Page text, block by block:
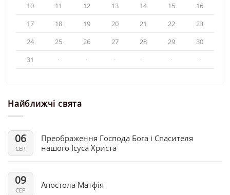
10 11 12 13 14 15
16
17
18 19 20 21 22
23
24
25 26 27 28 29
30
31
· · · · · ·
Найближчі свята
06
СЕР
Преображення Господа Бога і Спасителя
нашого Ісуса Христа
09
СЕР
Апостола Матфія